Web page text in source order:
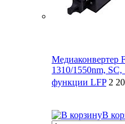
Медиаконвертер
1310/1550nm,
функции LFP 2
В